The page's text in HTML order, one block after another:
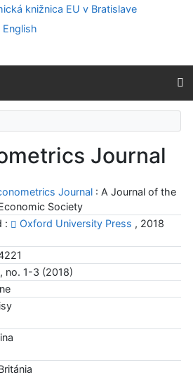
prístupnosti
English
Journal
Journal : A Journal of the
Society
: Oxford University Press , 2018
no. 1-3 (2018)